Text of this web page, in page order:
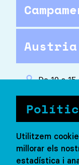
Austria
De 10 a 15
REGNE UNIT
Utilitzem
millorar els
estadística i